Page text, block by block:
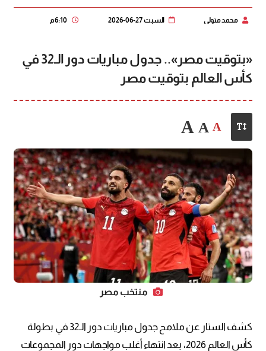
محمد متولي السبت 27-06-2026 6:10 م
«بتوقيت مصر».. جدول مباريات دور الـ32 في
كأس العالم بتوقيت مصر
A
A
A
منتخب مصر
كشف الستار عن ملامح جدول مباريات دور الـ32 في بطولة
كأس العالم 2026، بعد انتهاء أغلب مواجهات دور المجموعات